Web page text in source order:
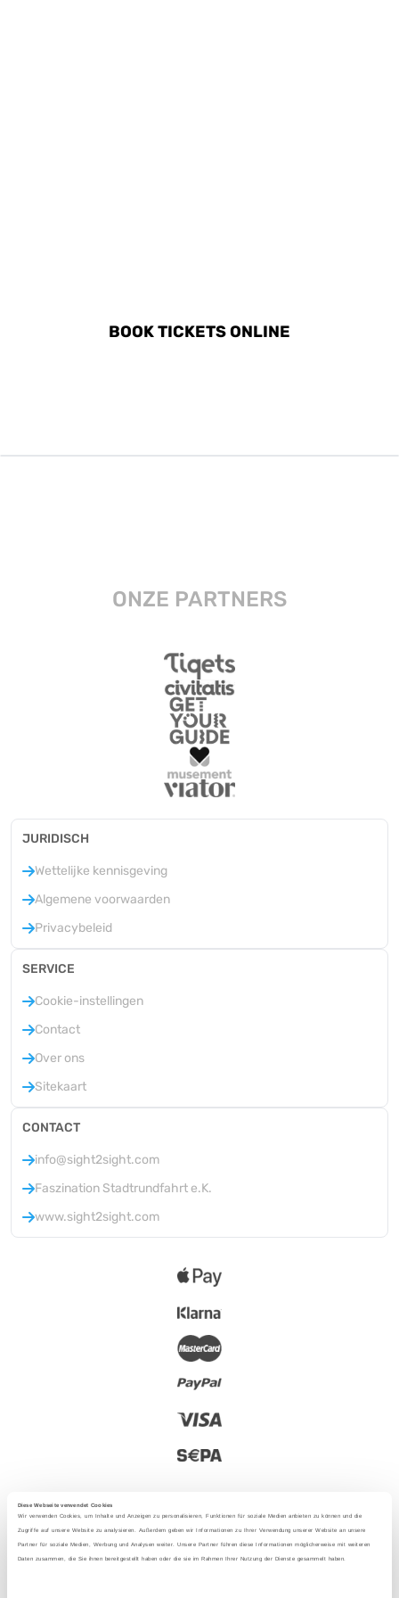
Diese Webseite verwendet Cookies
Wir verwenden Cookies, um Inhalte und Anzeigen zu personalisieren, Funktionen für soziale Medien anbieten zu können und die
Zugriffe auf unsere Website zu analysieren. Außerdem geben wir Informationen zu Ihrer Verwendung unserer Website an unsere
Partner für soziale Medien, Werbung und Analysen weiter. Unsere Partner führen diese Informationen möglicherweise mit weiteren
Daten zusammen, die Sie ihnen bereitgestellt haben oder die sie im Rahmen Ihrer Nutzung der Dienste gesammelt haben.
BOOK TICKETS ONLINE
ONZE PARTNERS
JURIDISCH
Wettelijke kennisgeving
Algemene voorwaarden
Privacybeleid
SERVICE
Cookie-instellingen
Contact
Over ons
Sitekaart
CONTACT
info@sight2sight.com
Faszination Stadtrundfahrt e.K.
www.sight2sight.com
2025 - Met liefde uit Berlijn